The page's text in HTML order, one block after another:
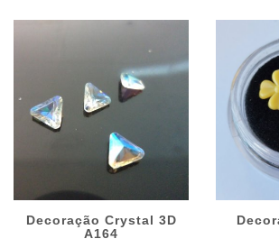
Decoração Crystal 3D
A164